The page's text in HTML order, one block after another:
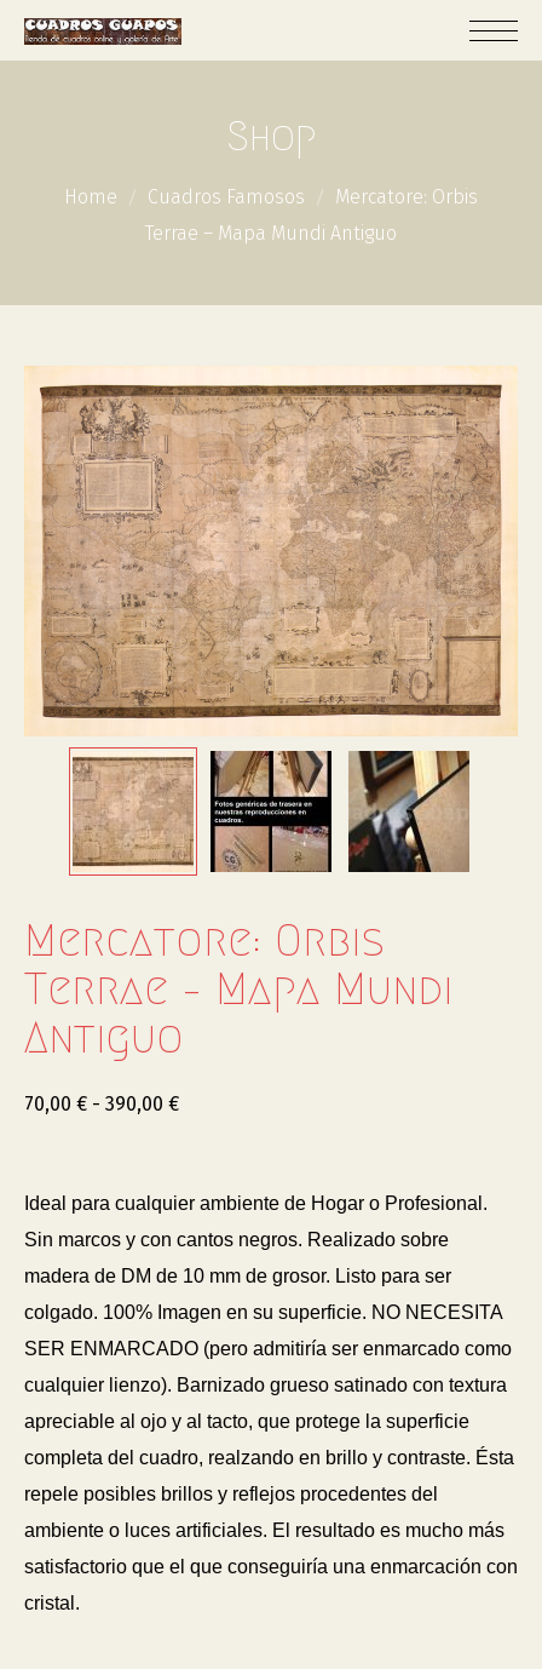
Shop
Home Cuadros Famosos
Mercatore: Orbis
Terrae – Mapa Mundi Antiguo
Mercatore: Orbis
Terrae – Mapa Mundi
Antiguo
70,00 € - 390,00 €
Ideal para cualquier ambiente de Hogar o Profesional.
Sin marcos y con cantos negros. Realizado sobre
madera de DM de 10 mm de grosor. Listo para ser
colgado. 100% Imagen en su superficie. NO NECESITA
SER ENMARCADO (pero admitiría ser enmarcado como
cualquier lienzo). Barnizado grueso satinado con textura
apreciable al ojo y al tacto, que protege la superficie
completa del cuadro, realzando en brillo y contraste. Ésta
repele posibles brillos y reflejos procedentes del
ambiente o luces artificiales. El resultado es mucho más
satisfactorio que el que conseguiría una enmarcación con
cristal.